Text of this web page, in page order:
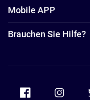
Mobile APP
Brauchen Sie Hilfe?
Accor Facebook